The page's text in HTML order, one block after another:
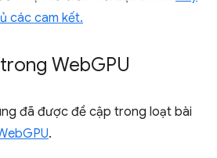
các cam kết.
WebGPU
đã được đề cập trong loạt bài
.